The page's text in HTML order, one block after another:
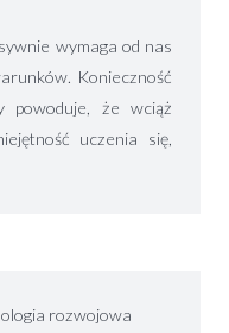
wymaga od nas
Konieczność
powoduje, że wciąż
uczenia się,
rozwojowa